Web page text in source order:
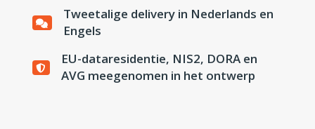
Tweetalige delivery in Nederlands en
Engels
EU-dataresidentie, NIS2, DORA en
AVG meegenomen in het ontwerp